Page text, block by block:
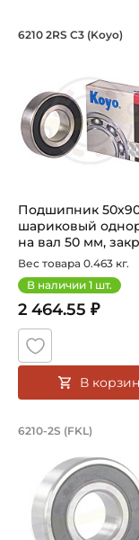
Подшипник
Подшипник
6210 2RS C3 (Koyo)
Подшипник
шариковый
на вал 50 мм,
уве...
Вес товара 0.463 кг.
В наличии 1 шт.
2 464.55 ₽
В
Подшипник
6210-2S (FKL)